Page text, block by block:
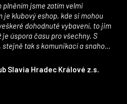
Slavia Hradec Králové z.s.
je 5 z 5 hvězdiček.
plněním jsme zatím velmi
je klubový eshop, kde si mohou
dohodnuté vybavení, to jim
úspora času pro všechny. S
tak s komunikací a snahou
bude spolupráce pokračovat
i první sady dresů ;)